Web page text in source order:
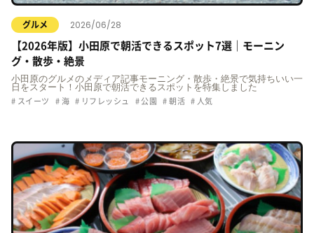
グルメ 2026/06/28
【2026年版】小田原で朝活できるスポット7選｜モーニン
グ・散歩・絶景
小田原のグルメのメディア記事モーニング・散歩・絶景で気持ちいい一
日をスタート！小田原で朝活できるスポットを特集しました
スイーツ 海 リフレッシュ 公園 朝活 人気